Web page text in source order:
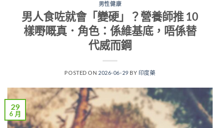
男性健康
男人食咗就會「變硬」？營養師推 10
樣嘢嘅真．角色：係維基底，唔係替
代威而鋼
POSTED ON 2026-06-29 BY 印度藥
29
6 月